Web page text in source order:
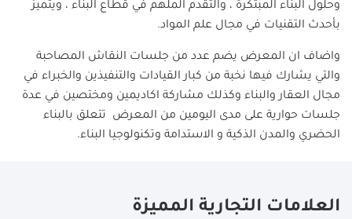
وحلول البناء المبتكرة ، والتقدم الملهم في قطاع البناء ، ويتميز
بأحدث التقنيات في مجال علم المواد.
واضاف ان المعرض يضم عدد من جلسات النقاش المصاحبة
والتي يشارك فيها نخبة من كبار القيادات والتنفيذين والخبراء في
مجال العقار والبناء وكذلك مشاركة اكاديمين ومختصين في عدة
جلسات حوارية على مدى اليومين من المعرض تتعلق بالبناء
الحضري والمدن الذكية و الاستدامة وتكنولوجيا البناء.
العلامات التجارية المميزة